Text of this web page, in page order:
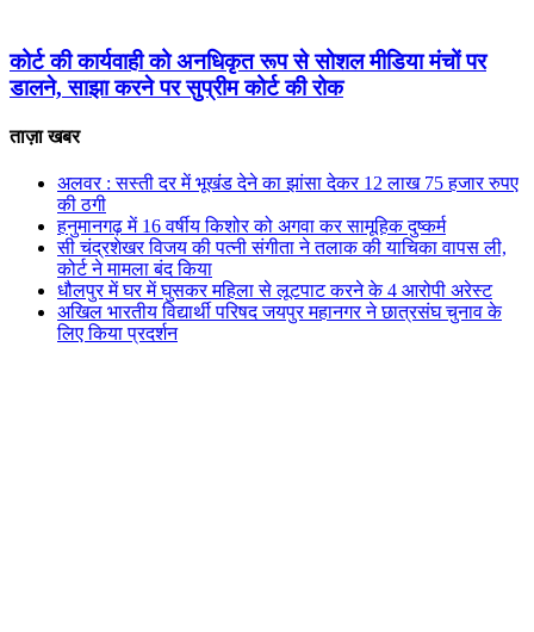
कोर्ट की कार्यवाही को अनधिकृत रूप से सोशल मीडिया मंचों पर
डालने, साझा करने पर सुप्रीम कोर्ट की रोक
ताज़ा खबर
अलवर : सस्ती दर में भूखंंड देने का झांसा देकर 12 लाख 75 हजार रुपए
की ठगी
हनुमानगढ़ में 16 वर्षीय किशोर को अगवा कर सामूहिक दुष्कर्म
सी चंद्रशेखर विजय की पत्नी संगीता ने तलाक की याचिका वापस ली,
कोर्ट ने मामला बंद किया
धौलपुर में घर में घुसकर महिला से लूटपाट करने के 4 आरोपी अरेस्ट
अखिल भारतीय विद्यार्थी परिषद जयपुर महानगर ने छात्रसंघ चुनाव के
लिए किया प्रदर्शन